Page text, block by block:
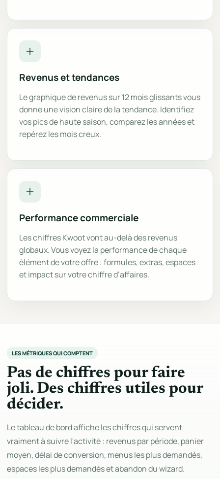
Revenus et tendances
Le graphique de revenus sur 12 mois glissants vous
donne une vision claire de la tendance. Identifiez
vos pics de haute saison, comparez les années et
repérez les mois creux.
Performance commerciale
Les chiffres Kwoot vont au-delà des revenus
globaux. Vous voyez la performance de chaque
élément de votre offre : formules, extras, espaces
et impact sur votre chiffre d’affaires.
LES MÉTRIQUES QUI COMPTENT
Pas de chiffres pour faire
joli. Des chiffres utiles pour
décider.
Le tableau de bord affiche les chiffres qui servent
vraiment à suivre l'activité : revenus par période, panier
moyen, délai de conversion, menus les plus demandés,
espaces les plus demandés et abandon du wizard.